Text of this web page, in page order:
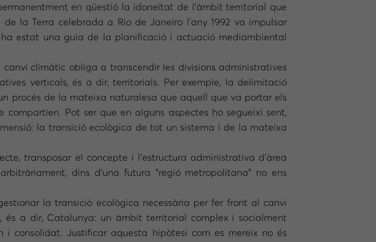
en qüestió la idoneïtat de l’àmbit territorial que
la Terra celebrada a Rio de Janeiro l’any 1992 va impulsar
ha estat una guia de la planificació i actuació mediambiental
climàtic obliga a transcendir les divisions administratives
verticals, és a dir, territorials. Per exemple, la delimitació
procés de la mateixa naturalesa que aquell que va portar els
Pot ser que en alguns aspectes ho segueixi sent,
la transició ecològica de tot un sistema i de la mateixa
transposar el concepte i l’estructura administrativa d’àrea
dins d’una futura “regió metropolitana” no ens
la transició ecològica necessària per fer front al canvi
a dir, Catalunya: un àmbit territorial complex i socialment
consolidat. Justificar aquesta hipòtesi com es mereix no és